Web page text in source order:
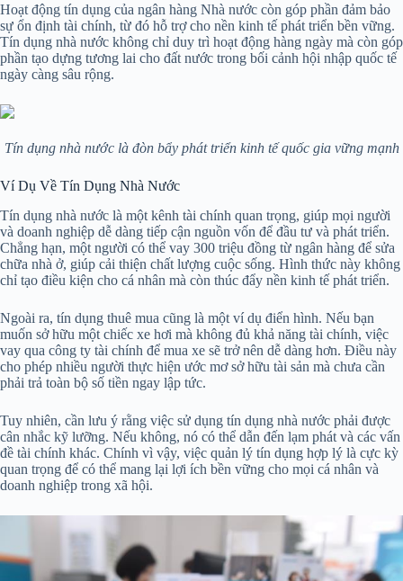
Hoạt động tín dụng của ngân hàng Nhà nước còn góp phần đảm bảo
sự ổn định tài chính, từ đó hỗ trợ cho nền kinh tế phát triển bền vững.
Tín dụng nhà nước không chỉ duy trì hoạt động hàng ngày mà còn góp
phần tạo dựng tương lai cho đất nước trong bối cảnh hội nhập quốc tế
ngày càng sâu rộng.
Tín dụng nhà nước là đòn bẩy phát triển kinh tế quốc gia vững mạnh
Ví Dụ Về Tín Dụng Nhà Nước
Tín dụng nhà nước là một kênh tài chính quan trọng, giúp mọi người
và doanh nghiệp dễ dàng tiếp cận nguồn vốn để đầu tư và phát triển.
Chẳng hạn, một người có thể vay 300 triệu đồng từ ngân hàng để sửa
chữa nhà ở, giúp cải thiện chất lượng cuộc sống. Hình thức này không
chỉ tạo điều kiện cho cá nhân mà còn thúc đẩy nền kinh tế phát triển.
Ngoài ra, tín dụng thuê mua cũng là một ví dụ điển hình. Nếu bạn
muốn sở hữu một chiếc xe hơi mà không đủ khả năng tài chính, việc
vay qua công ty tài chính để mua xe sẽ trở nên dễ dàng hơn. Điều này
cho phép nhiều người thực hiện ước mơ sở hữu tài sản mà chưa cần
phải trả toàn bộ số tiền ngay lập tức.
Tuy nhiên, cần lưu ý rằng việc sử dụng tín dụng nhà nước phải được
cân nhắc kỹ lưỡng. Nếu không, nó có thể dẫn đến lạm phát và các vấn
đề tài chính khác. Chính vì vậy, việc quản lý tín dụng hợp lý là cực kỳ
quan trọng để có thể mang lại lợi ích bền vững cho mọi cá nhân và
doanh nghiệp trong xã hội.